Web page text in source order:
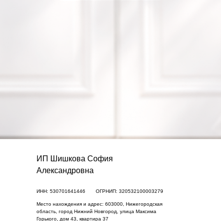
ИП Шишкова София
Александровна
ИНН: 530701641446 ОГРНИП: 320532100003279
Место нахождения и адрес: 603000, Нижегородская
область, город Нижний Новгород, улица Максима
Горького, дом 43, квартира 37